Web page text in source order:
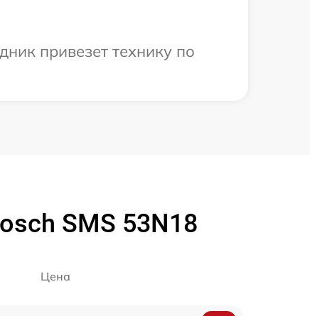
привезет технику по
SMS 53N18
Цена